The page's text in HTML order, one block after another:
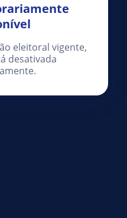
eleitoral vigente,
desativada